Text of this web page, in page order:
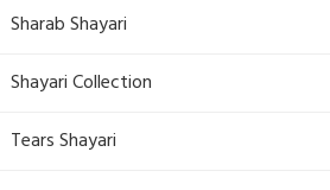
Sharab Shayari
Shayari Collection
Tears Shayari